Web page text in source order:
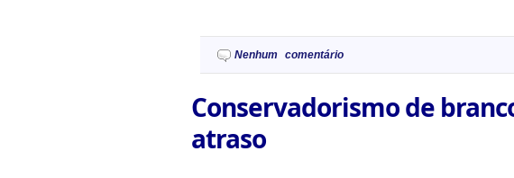
Nenhum comentário
Conservadorismo de
atraso